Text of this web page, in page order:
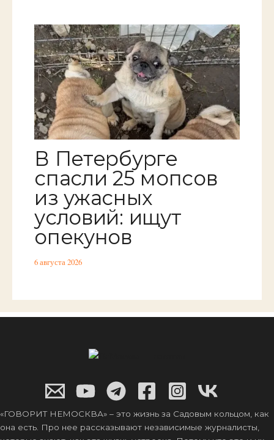
В Петербурге
спасли 25 мопсов
из ужасных
условий: ищут
опекунов
6 августа 2026
«ГОВОРИТ НЕМОСКВА» – это жизнь за Садовым кольцом, как
она есть. Про нее рассказывают независимые журналисты,